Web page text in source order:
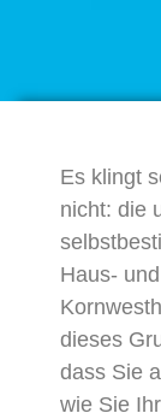
Es klingt
nicht: die
Haus-
dieses
dass Sie
wie Sie